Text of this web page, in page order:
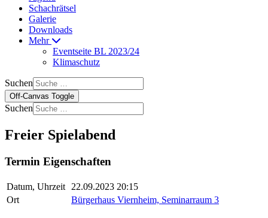
Schachrätsel
Galerie
Downloads
Mehr
Eventseite BL 2023/24
Klimaschutz
Suchen
Off-Canvas Toggle
Suchen
Freier Spielabend
Termin Eigenschaften
Datum, Uhrzeit
22.09.2023 20:15
Ort
Bürgerhaus Viernheim, Seminarraum 3